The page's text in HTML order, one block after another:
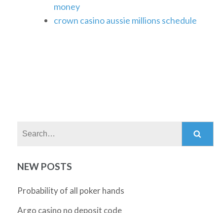
money
crown casino aussie millions schedule
NEW POSTS
Probability of all poker hands
Argo casino no deposit code